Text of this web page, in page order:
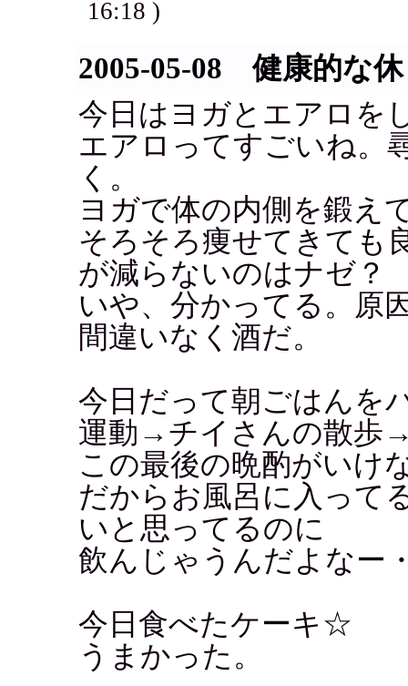
16:18 )
2005-05-08 健康的な
今日はヨガとエアロを
エアロってすごいね。
く。
ヨガで体の内側を鍛え
そろそろ痩せてきても
が減らないのはナゼ？
いや、分かってる。原
間違いなく酒だ。
今日だって朝ごはんを
運動→チイさんの散歩
この最後の晩酌がいけ
だからお風呂に入って
いと思ってるのに
飲んじゃうんだよなー
今日食べたケーキ☆
うまかった。